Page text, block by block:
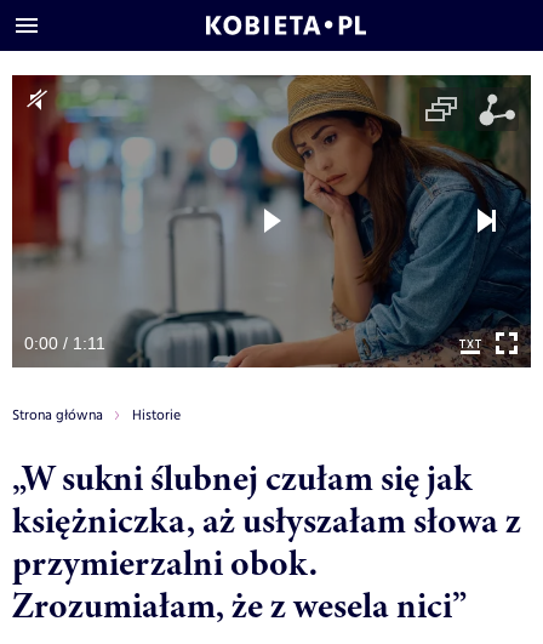
0:00 / 1:11
Strona główna Historie
„W sukni ślubnej czułam się jak
księżniczka, aż usłyszałam słowa z
przymierzalni obok.
Zrozumiałam, że z wesela nici”